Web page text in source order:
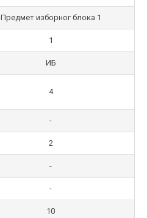
Предмет изборног блока 1
1
ИБ
4
-
2
-
-
10